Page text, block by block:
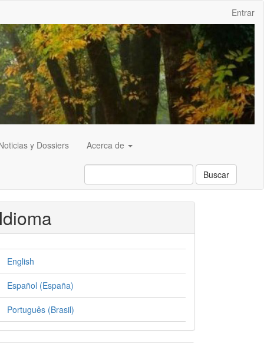
Entrar
y Dossiers Acerca de
Buscar
English
Español (España)
Português (Brasil)